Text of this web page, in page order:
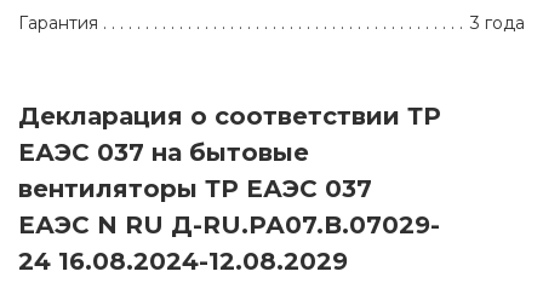
Гарантия
3 года
Декларация о соответствии ТР
ЕАЭС 037 на бытовые
вентиляторы ТР ЕАЭС 037
ЕАЭС N RU Д-RU.РА07.В.07029-
24 16.08.2024-12.08.2029